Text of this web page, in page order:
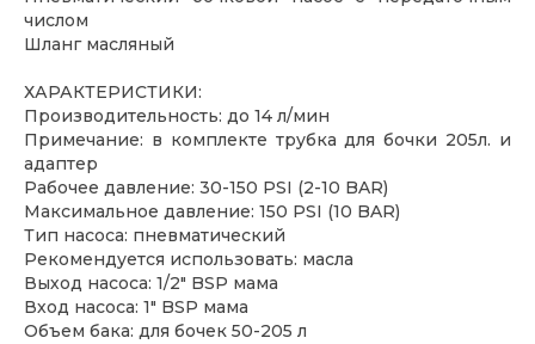
числом
Шланг масляный
ХАРАКТЕРИСТИКИ:
Производительность: до 14 л/мин
Примечание: в комплекте трубка для бочки 205л. и
адаптер
Рабочее давление: 30-150 PSI (2-10 BAR)
Максимальное давление: 150 PSI (10 BAR)
Тип насоса: пневматический
Рекомендуется использовать: масла
Выход насоса: 1/2" BSP мама
Вход насоса: 1" BSP мама
Объем бака: для бочек 50-205 л